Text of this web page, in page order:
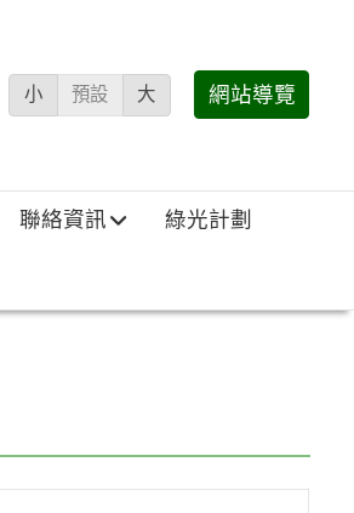
小 預設 大 網站導覽
聯絡資訊 綠光計劃